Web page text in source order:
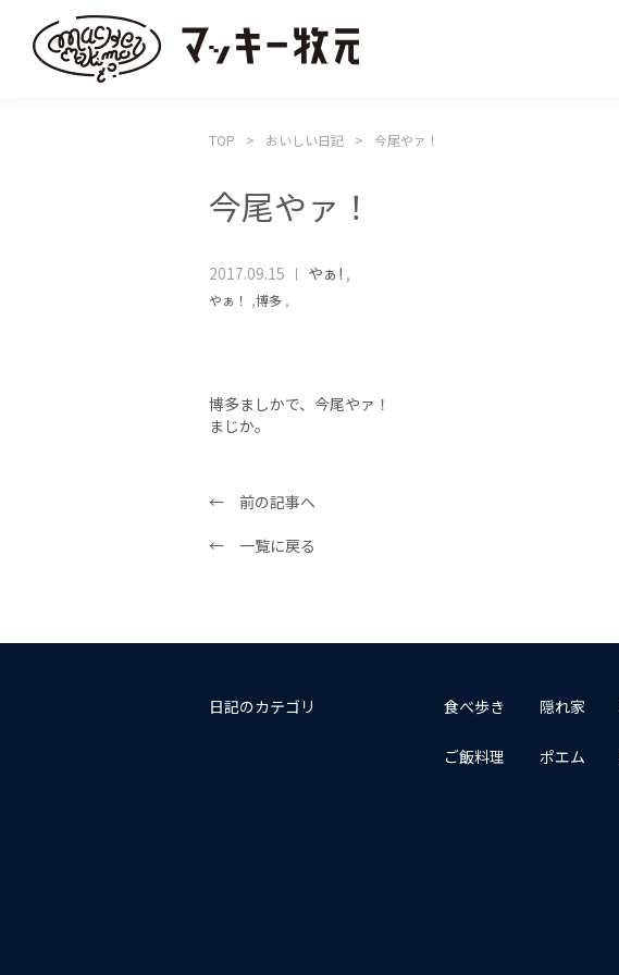
TOP おいしい日記 今尾やァ！
今尾やァ！
2017.09.15 やぁ! ,
やぁ！ ,博多 ,
博多ましかで、今尾やァ！
まじか。
← 前の記事へ
← 一覧に戻る
日記のカテゴリ 食べ歩き 隠れ家
ご飯料理 ポエム